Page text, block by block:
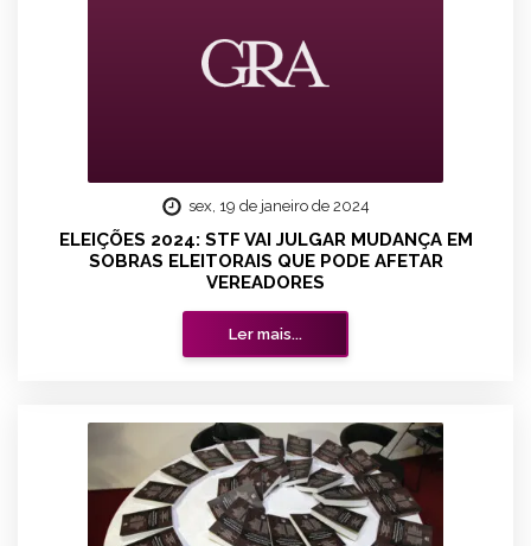
sex, 19 de janeiro de 2024
ELEIÇÕES 2024: STF VAI JULGAR MUDANÇA EM
SOBRAS ELEITORAIS QUE PODE AFETAR
VEREADORES
Ler mais...